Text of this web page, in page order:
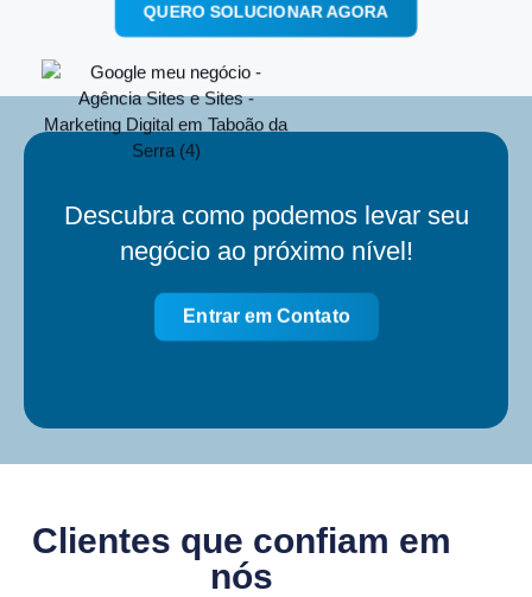
QUERO SOLUCIONAR AGORA
Descubra como podemos levar seu
negócio ao próximo nível!
Entrar em Contato
Clientes que confiam em
nós